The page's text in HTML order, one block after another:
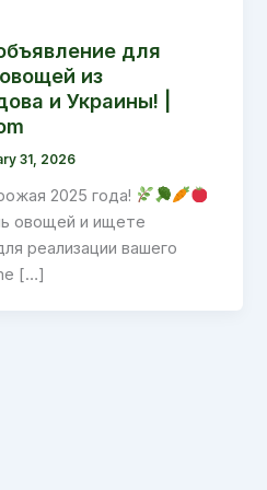
для
из
и Украины! |
31, 2026
2025 года!
овощей и ищете
реализации вашего
[…]